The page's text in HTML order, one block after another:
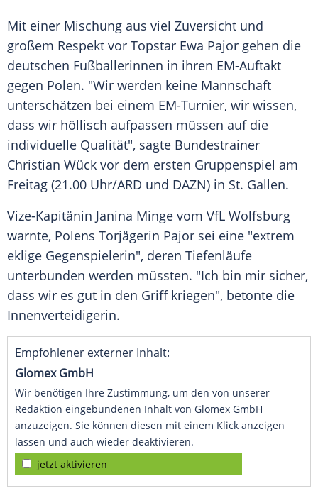
Mit einer Mischung aus viel Zuversicht und
großem Respekt vor Topstar Ewa Pajor gehen die
deutschen Fußballerinnen in ihren EM-Auftakt
gegen Polen. "Wir werden keine Mannschaft
unterschätzen bei einem EM-Turnier, wir wissen,
dass wir höllisch aufpassen müssen auf die
individuelle Qualität", sagte Bundestrainer
Christian Wück vor dem ersten Gruppenspiel am
Freitag (21.00 Uhr/ARD und DAZN) in St. Gallen.
Vize-Kapitänin Janina Minge vom VfL Wolfsburg
warnte, Polens Torjägerin Pajor sei eine "extrem
eklige Gegenspielerin", deren Tiefenläufe
unterbunden werden müssten. "Ich bin mir sicher,
dass wir es gut in den Griff kriegen", betonte die
Innenverteidigerin.
Empfohlener externer Inhalt:
Glomex GmbH
Wir benötigen Ihre Zustimmung, um den von unserer
Redaktion eingebundenen Inhalt von Glomex GmbH
anzuzeigen. Sie können diesen mit einem Klick anzeigen
lassen und auch wieder deaktivieren.
jetzt aktivieren